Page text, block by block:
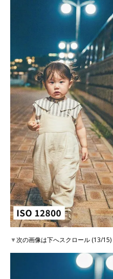
▼次の画像は下へスクロール (13/15)